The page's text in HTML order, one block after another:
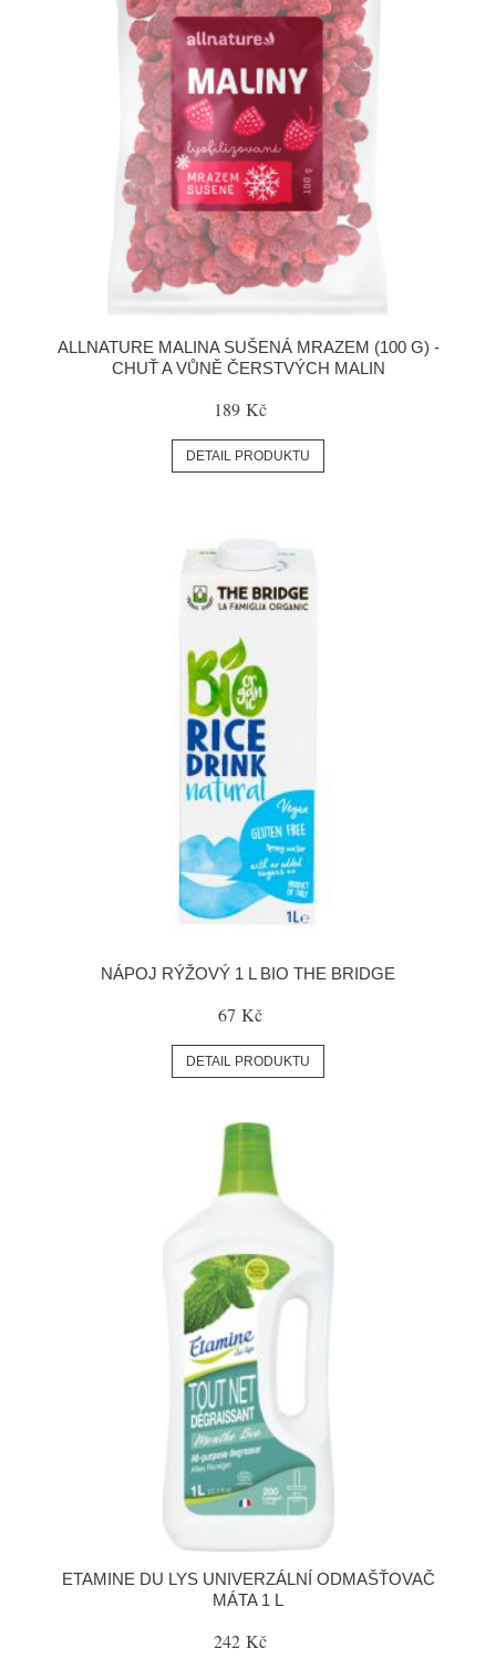
ALLNATURE MALINA SUŠENÁ MRAZEM (100 G) -
CHUŤ A VŮNĚ ČERSTVÝCH MALIN
189 Kč
DETAIL PRODUKTU
NÁPOJ RÝŽOVÝ 1 L BIO THE BRIDGE
67 Kč
DETAIL PRODUKTU
ETAMINE DU LYS UNIVERZÁLNÍ ODMAŠŤOVAČ
MÁTA 1 L
242 Kč